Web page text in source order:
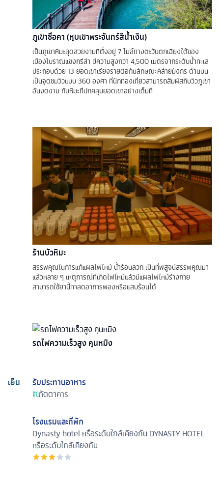
ภูเขาซื่อคา (หุบเขาพระจันทร์สีน้ำเงิน)
เป็นภูเขาหิมะสุดสวยงามที่ตั้งอยู่ 7 ไมล์ทางตะวันตกเฉียงใต้ของ
เมืองโบราณแชงกรีล่า มีความสูงกว่า 4,500 เมตรจากระดับน้ำทะเล
ประกอบด้วย 13 ยอดเขาเรียงรายต่อกันลักษณะคล้ายมังกร ด้านบน
เป็นจุดชมวิวแบบ 360 องศา ที่นักท่องเที่ยวสามารถสัมผัสกับวิวภูเขา
อันงดงาม กับหิมะที่ปกคลุมยอดเขาอย่างเต็มที่
ร้านบัวหิมะ
สรรพคุณในการแก้แผลไฟไหม้ น้ำร้อนลวก เป็นที่พิสูจน์สรรพคุณมา
แล้วหลาย ๆ เหตุการณ์ที่เกิดไฟไหม้แล้วมีแผลไฟไหม้ร่างกาย
สามารถใช้ยานี้ทาลดอาการพองหรือแสบร้อนได้
รถไฟความเร็วสูง คุนหมิง
เย็น
รับประทานอาหาร
ภัตตาคาร
โรงแรมและที่พัก
Dynasty hotel หรือระดับใกล้เคียงกัน DYNASTY HOTEL
หรือระดับใกล้เคียงกัน